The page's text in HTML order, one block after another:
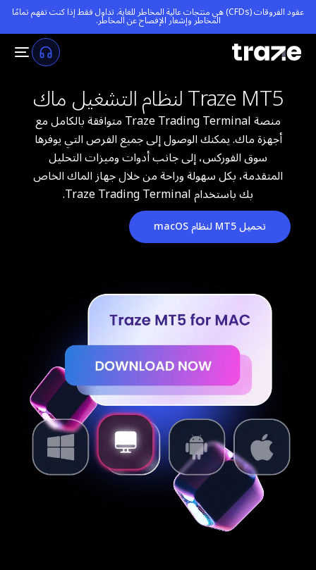
عقود الفروقات (CFDs) هي منتجات عالية المخاطر للغاية. تداول فقط إذا كنت تفهم تمامًا
المخاطر وإشعار الإفصاح عن المخاطر.
Traze MT5 لنظام التشغيل ماك منصة Traze Trading Terminal متوافقة بالكامل مع
أجهزة ماك. يمكنك الوصول إلى جميع الفرص التي يوفرها
سوق الفوركس، إلى جانب أدوات وميزات التحليل
المتقدمة، بكل سهولة وراحة من خلال جهاز الماك الخاص
بك باستخدام Traze Trading Terminal.
تحميل MT5 لنظام macOS